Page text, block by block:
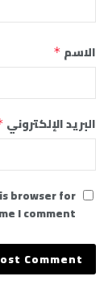
الاسم *
البريد الإلكتروني
browser for
I comment.